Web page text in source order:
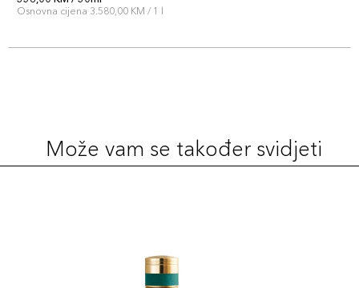
Osnovna cijena 3.580,00 KM / 1 l
Može vam se također svidjeti